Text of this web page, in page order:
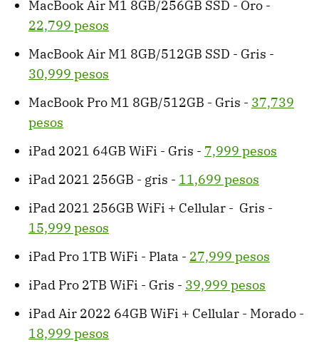
MacBook Air M1 8GB/256GB SSD - Oro -
22,799 pesos
MacBook Air M1 8GB/512GB SSD - Gris -
30,999 pesos
MacBook Pro M1 8GB/512GB - Gris - 37,739
pesos
iPad 2021 64GB WiFi - Gris - 7,999 pesos
iPad 2021 256GB - gris - 11,699 pesos
iPad 2021 256GB WiFi + Cellular - Gris -
15,999 pesos
iPad Pro 1TB WiFi - Plata - 27,999 pesos
iPad Pro 2TB WiFi - Gris - 39,999 pesos
iPad Air 2022 64GB WiFi + Cellular - Morado -
18,999 pesos